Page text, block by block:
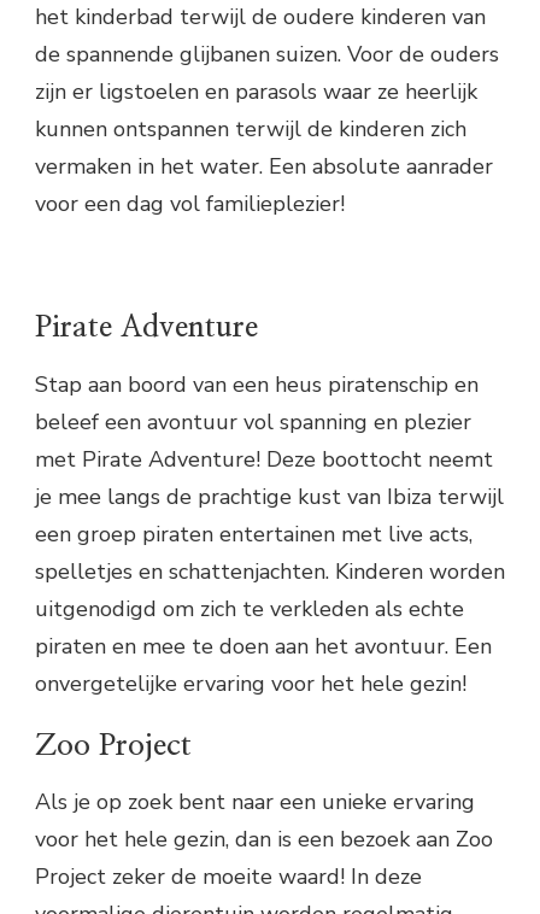
het kinderbad terwijl de oudere kinderen van
de spannende glijbanen suizen. Voor de ouders
zijn er ligstoelen en parasols waar ze heerlijk
kunnen ontspannen terwijl de kinderen zich
vermaken in het water. Een absolute aanrader
voor een dag vol familieplezier!
Pirate Adventure
Stap aan boord van een heus piratenschip en
beleef een avontuur vol spanning en plezier
met Pirate Adventure! Deze boottocht neemt
je mee langs de prachtige kust van Ibiza terwijl
een groep piraten entertainen met live acts,
spelletjes en schattenjachten. Kinderen worden
uitgenodigd om zich te verkleden als echte
piraten en mee te doen aan het avontuur. Een
onvergetelijke ervaring voor het hele gezin!
Zoo Project
Als je op zoek bent naar een unieke ervaring
voor het hele gezin, dan is een bezoek aan Zoo
Project zeker de moeite waard! In deze